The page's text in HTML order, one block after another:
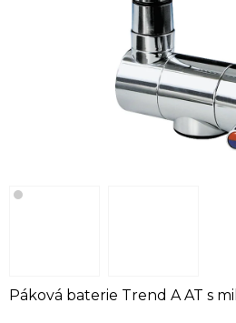
Páková baterie Trend A AT s